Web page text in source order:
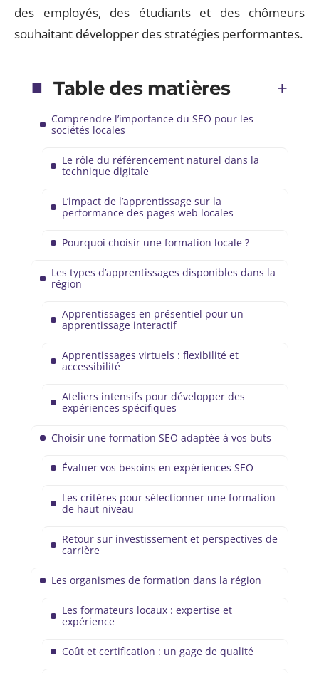
des employés, des étudiants et des chômeurs
souhaitant développer des stratégies performantes.
Table des matières
Comprendre l’importance du SEO pour les
sociétés locales
Le rôle du référencement naturel dans la
technique digitale
L’impact de l’apprentissage sur la
performance des pages web locales
Pourquoi choisir une formation locale ?
Les types d’apprentissages disponibles dans la
région
Apprentissages en présentiel pour un
apprentissage interactif
Apprentissages virtuels : flexibilité et
accessibilité
Ateliers intensifs pour développer des
expériences spécifiques
Choisir une formation SEO adaptée à vos buts
Évaluer vos besoins en expériences SEO
Les critères pour sélectionner une formation
de haut niveau
Retour sur investissement et perspectives de
carrière
Les organismes de formation dans la région
Les formateurs locaux : expertise et
expérience
Coût et certification : un gage de qualité